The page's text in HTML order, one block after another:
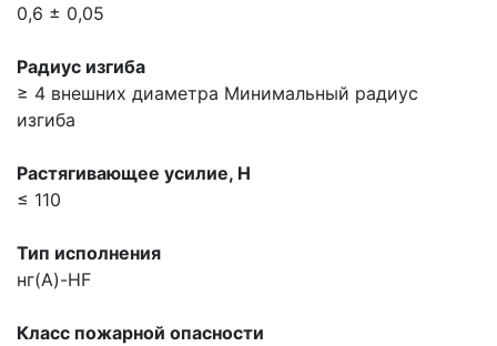
0,6 ± 0,05
Радиус изгиба
≥ 4 внешних диаметра Минимальный радиус
изгиба
Растягивающее усилие, H
≤ 110
Тип исполнения
нг(A)-HF
Класс пожарной опасности